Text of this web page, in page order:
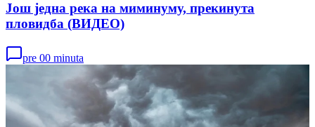
Још једна река на миминуму, прекинута
пловидба (ВИДЕО)
pre 00 minuta